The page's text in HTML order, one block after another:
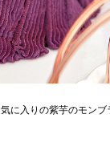
に入りの紫芋のモンブ